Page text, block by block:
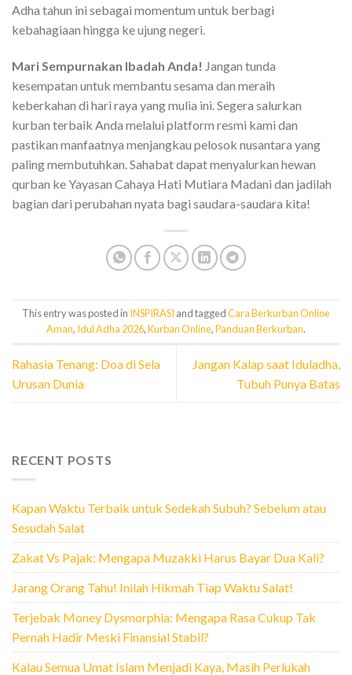
Adha tahun ini sebagai momentum untuk berbagi
kebahagiaan hingga ke ujung negeri.
Mari Sempurnakan Ibadah Anda! Jangan tunda
kesempatan untuk membantu sesama dan meraih
keberkahan di hari raya yang mulia ini. Segera salurkan
kurban terbaik Anda melalui platform resmi kami dan
pastikan manfaatnya menjangkau pelosok nusantara yang
paling membutuhkan. Sahabat dapat menyalurkan hewan
qurban ke Yayasan Cahaya Hati Mutiara Madani dan jadilah
bagian dari perubahan nyata bagi saudara-saudara kita!
This entry was posted in INSPIRASI and taggedCara Berkurban Online
Aman, Idul Adha 2026,Kurban Online,Panduan Berkurban.
Rahasia Tenang: Doa di Sela
Urusan Dunia
Jangan Kalap saat Iduladha,
Tubuh Punya Batas
RECENT POSTS
Kapan Waktu Terbaik untuk Sedekah Subuh? Sebelum atau
Sesudah Salat
Zakat Vs Pajak: Mengapa Muzakki Harus Bayar Dua Kali?
Jarang Orang Tahu! Inilah Hikmah Tiap Waktu Salat!
Terjebak Money Dysmorphia: Mengapa Rasa Cukup Tak
Pernah Hadir Meski Finansial Stabil?
Kalau Semua Umat Islam Menjadi Kaya, Masih Perlukah